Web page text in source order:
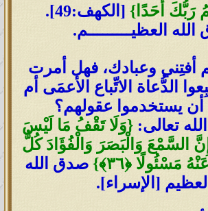
رَبُّكَ أَحَدًا} [الكهف:49].
العظيـــــــــم.
أفتِني وعبادك، فهل أمرت
الدُّعاة الاتِّباع الأعمَى أم
أن يستخدموا عقولهم؟
تعالى: {وَلَا تَقْفُ مَا لَيْسَ
السَّمْعَ وَالْبَصَرَ وَالْفُؤَادَ كُلُّ
مَسْئُولًا ﴿٣٦﴾}
صدق الله
العظيم [الإسراء].